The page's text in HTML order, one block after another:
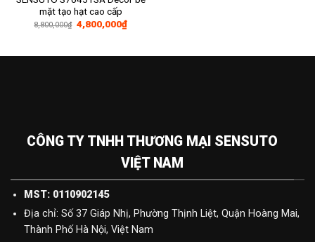
mặt tạo hạt cao cấp
8,800,000₫ Giá
gốc
4,800,000₫Giá
hiện
4,800,000₫.
CÔNG TY TNHH THƯƠNG MẠI SENSUTO
VIỆT NAM
MST: 0110902145
Địa chỉ: Số 37 Giáp Nhị, Phường Thịnh Liệt, Quận Hoàng Mai,
Thành Phố Hà Nội, Việt Nam